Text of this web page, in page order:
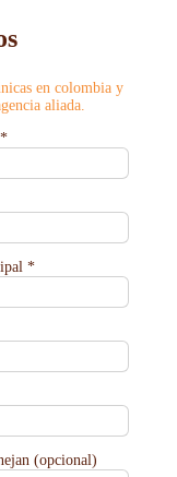
en colombia y
aliada.
*
(opcional)